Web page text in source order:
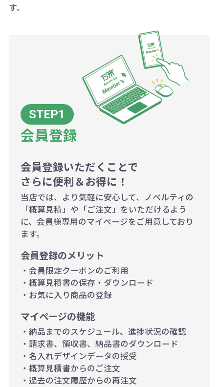
商品や印刷方法によって異なります
ので、予めご了承ください。
例：200個未満（1式：18,000円）
200個~499個の場合：42円（1個
当たり）
500個~999個の場合：35円（1個
1,000個以上：28円（1個当た
り）
す。
会員登録
会員登録いただくことで
さらに便利＆お得に！
当店では、より気軽に安心して、ノベルティの
「概算見積」や「ご注文」をいただけるよう
に、会員様専用のマイページをご用意しており
ます。
会員登録のメリット
・会員限定クーポンのご利用
・概算見積書の保存・ダウンロード
・お気に入り商品の登録
マイページの機能
・納品までのスケジュール、進捗状況の確認
・請求書、領収書、納品書のダウンロード
・名入れデザインデータの授受
・概算見積書からのご注文
・過去の注文履歴からの再注文